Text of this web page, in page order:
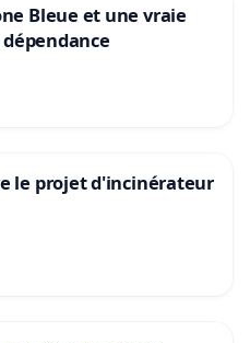
Bleue et une vraie
le projet d'incinérateur